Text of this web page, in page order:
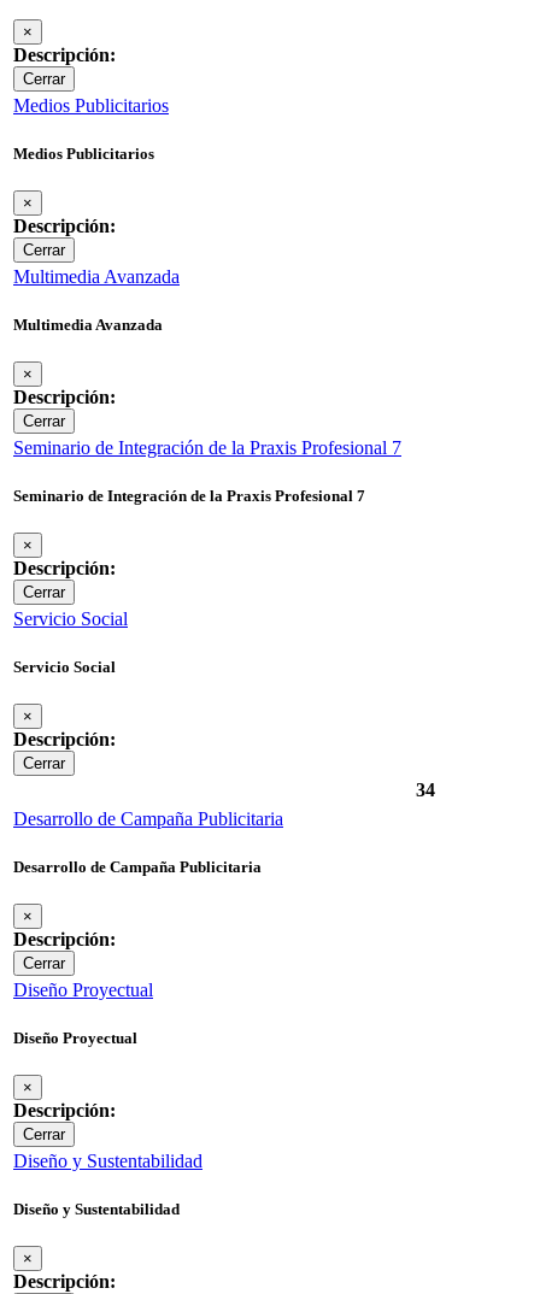
×
Descripción:
Cerrar
Medios Publicitarios
Medios Publicitarios
×
Descripción:
Cerrar
Multimedia Avanzada
Multimedia Avanzada
×
Descripción:
Cerrar
Seminario de Integración de la Praxis Profesional 7
Seminario de Integración de la Praxis Profesional 7
×
Descripción:
Cerrar
Servicio Social
Servicio Social
×
Descripción:
Cerrar
34
Desarrollo de Campaña Publicitaria
Desarrollo de Campaña Publicitaria
×
Descripción:
Cerrar
Diseño Proyectual
Diseño Proyectual
×
Descripción:
Cerrar
Diseño y Sustentabilidad
Diseño y Sustentabilidad
×
Descripción: